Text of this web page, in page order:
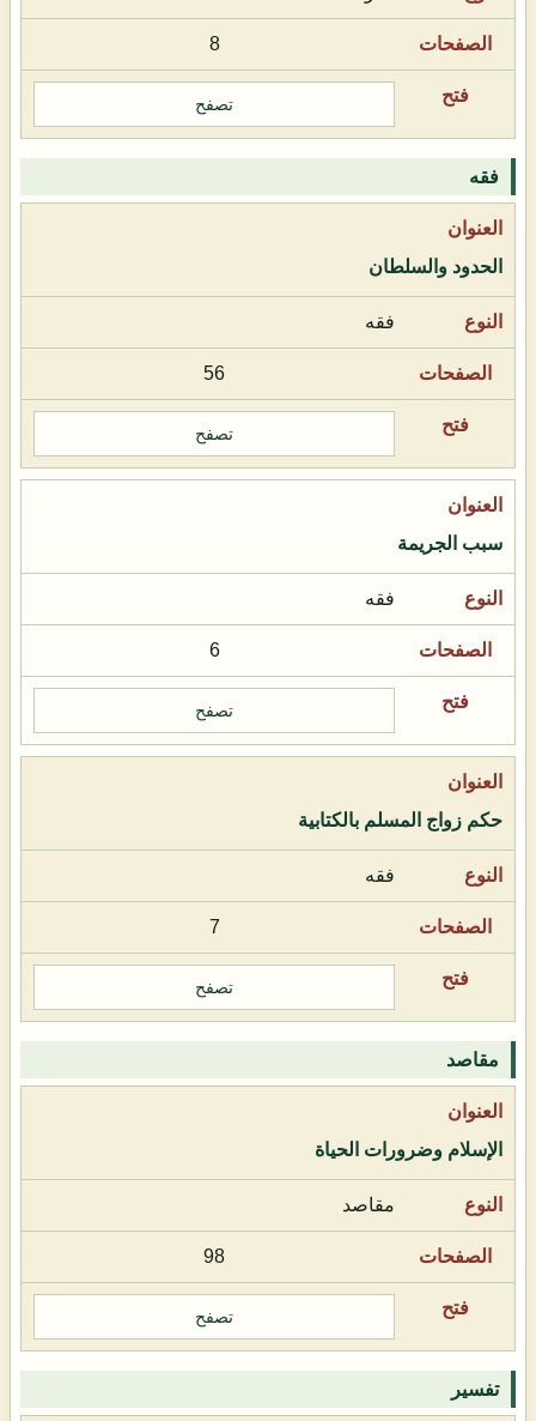
8
تصفح
فقه
الحدود والسلطان
فقه
56
تصفح
سبب الجريمة
فقه
6
تصفح
حكم زواج المسلم بالكتابية
فقه
7
تصفح
مقاصد
الإسلام وضرورات الحياة
مقاصد
98
تصفح
تفسير